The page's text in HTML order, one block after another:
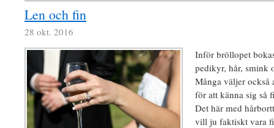
Len och fin
28 okt. 2016
Inför bröllopet
pedikyr, hår, smink
Många väljer
för att känna sig så
Det här med
vill ju faktiskt vara